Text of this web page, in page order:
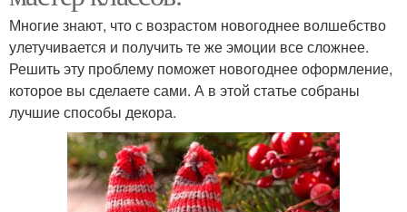
Многие знают, что с возрастом новогоднее волшебство
улетучивается и получить те же эмоции все сложнее.
Решить эту проблему поможет новогоднее оформление,
которое вы сделаете сами. А в этой статье собраны
лучшие способы декора.